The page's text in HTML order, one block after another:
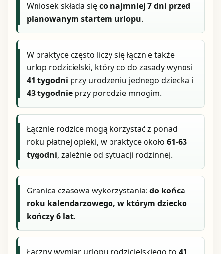
Wniosek składa sięco najmniej 7 dni przed
planowanym startem urlopu.
W praktyce często liczy się łącznie także
urlop rodzicielski, który co do zasady wynosi
41 tygodni przy urodzeniu jednego dziecka i
43 tygodnie przy porodzie mnogim.
Łącznie rodzice mogą korzystać z ponad
roku płatnej opieki, w praktyce około61-63
tygodni, zależnie od sytuacji rodzinnej.
Granica czasowa wykorzystania:do końca
roku kalendarzowego, w którym dziecko
kończy 6 lat.
Łączny wymiar urlopu rodzicielskiego to41